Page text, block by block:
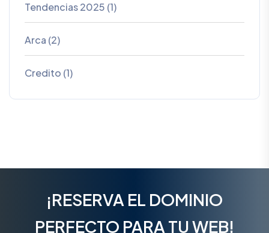
Tendencias 2025 (1)
Arca (2)
Credito (1)
¡RESERVA EL DOMINIO
PERFECTO PARA TU WEB!